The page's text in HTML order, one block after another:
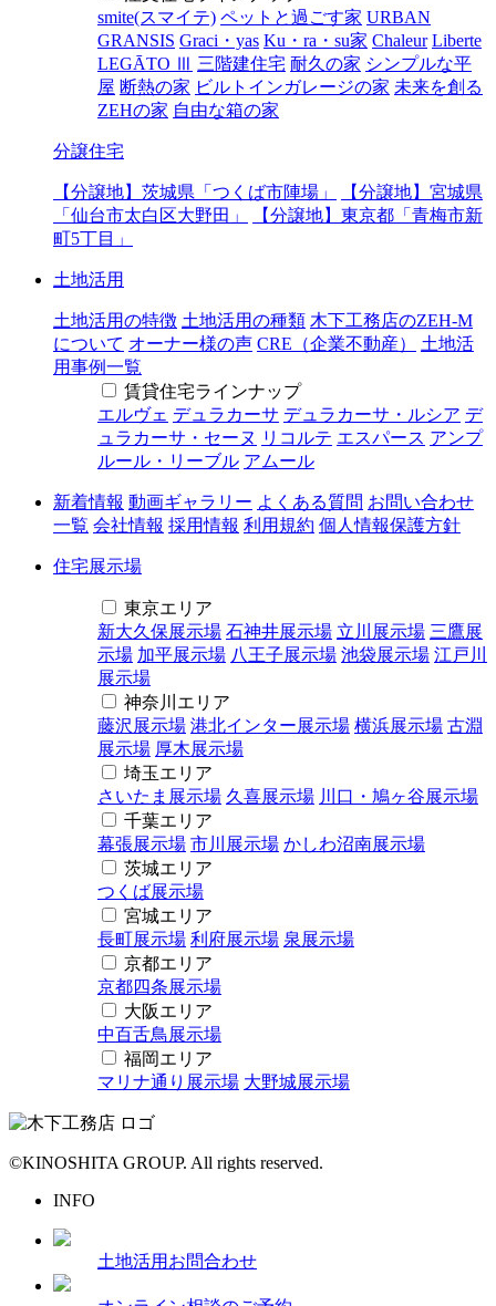
smite(スマイテ) ペットと過ごす家 URBAN
GRANSIS Graci・yas Ku・ra・su家 Chaleur Liberte
LEGĀTO Ⅲ 三階建住宅 耐久の家 シンプルな平
屋 断熱の家 ビルトインガレージの家 未来を創る
ZEHの家 自由な箱の家
分譲住宅
【分譲地】茨城県「つくば市陣場」
【分譲地】宮城県
「仙台市太白区大野田」
【分譲地】東京都「青梅市新
町5丁目」
土地活用
土地活用の特徴 土地活用の種類 木下工務店のZEH-M
について オーナー様の声 CRE（企業不動産）
土地活
用事例一覧
賃貸住宅ラインナップ
エルヴェ デュラカーサ デュラカーサ・ルシア デ
ュラカーサ・セーヌ リコルテ エスパース アンプ
ルール・リーブル アムール
新着情報 動画ギャラリー よくある質問 お問い合わせ
一覧 会社情報 採用情報 利用規約 個人情報保護方針
住宅展示場
東京エリア
新大久保展示場 石神井展示場 立川展示場 三鷹展
示場 加平展示場 八王子展示場 池袋展示場 江戸川
展示場
神奈川エリア
藤沢展示場 港北インター展示場 横浜展示場 古淵
展示場 厚木展示場
埼玉エリア
さいたま展示場 久喜展示場 川口・鳩ヶ谷展示場
千葉エリア
幕張展示場 市川展示場 かしわ沼南展示場
茨城エリア
つくば展示場
宮城エリア
長町展示場 利府展示場 泉展示場
京都エリア
京都四条展示場
大阪エリア
中百舌鳥展示場
福岡エリア
マリナ通り展示場 大野城展示場
©KINOSHITA GROUP. All rights reserved.
INFO
土地活用お問合わせ